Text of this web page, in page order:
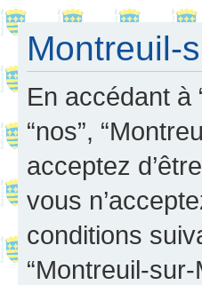
Montreuil-
En accédant à
“nos”,
acceptez
vous
conditions
“Montreuil-